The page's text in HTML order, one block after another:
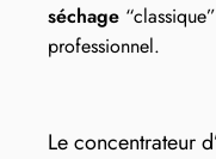
séchage
professionnel.
Le concentrateur